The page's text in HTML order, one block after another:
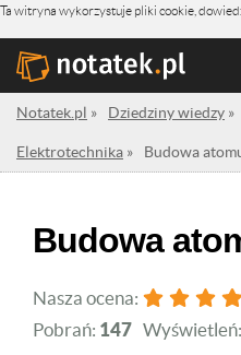
Ta witryna wykorzystuje pliki cookie,
Notatek.pl » Dziedziny wiedzy »
Elektrotechnika » Budowa
Budowa
Nasza ocena:
Pobrań: 147 Wyświetleń: